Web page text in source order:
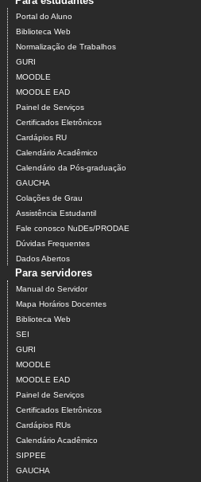
Portal do Aluno
Biblioteca Web
Normalização de Trabalhos
GURI
MOODLE
MOODLE EAD
Painel de Serviços
Certificados Eletrônicos
Cardápios RU
Calendário Acadêmico
Calendário da Pós-graduação
GAUCHA
Colações de Grau
Assistência Estudantil
Fale conosco NuDEs/PRODAE
Dúvidas Frequentes
Dados Abertos
Para servidores
Manual do Servidor
Mapa Horários Docentes
Biblioteca Web
SEI
GURI
MOODLE
MOODLE EAD
Painel de Serviços
Certificados Eletrônicos
Cardápios RUs
Calendário Acadêmico
SIPPEE
GAUCHA